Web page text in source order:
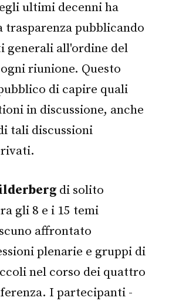
ultimi decenni ha
trasparenza pubblicando
generali all'ordine del
riunione. Questo
di capire quali
in discussione, anche
tali discussioni
di solito
gli 8 e i 15 temi
affrontato
plenarie e gruppi di
nel corso dei quattro
I partecipanti -